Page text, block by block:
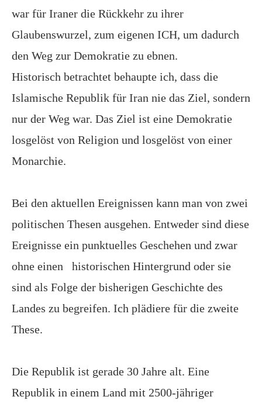
war für Iraner die Rückkehr zu ihrer
Glaubenswurzel, zum eigenen ICH, um dadurch
den Weg zur Demokratie zu ebnen.
Historisch betrachtet behaupte ich, dass die
Islamische Republik für Iran nie das Ziel, sondern
nur der Weg war. Das Ziel ist eine Demokratie
losgelöst von Religion und losgelöst von einer
Monarchie.
Bei den aktuellen Ereignissen kann man von zwei
politischen Thesen ausgehen. Entweder sind diese
Ereignisse ein punktuelles Geschehen und zwar
ohne einen
historischen Hintergrund oder sie
sind als Folge der bisherigen Geschichte des
Landes zu begreifen. Ich plädiere für die zweite
These.
Die Republik ist gerade 30 Jahre alt. Eine
Republik in einem Land mit 2500-jähriger